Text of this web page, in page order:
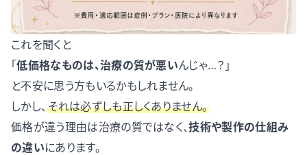
これを聞くと
「低価格なものは、治療の質が悪いんじゃ…？」
と不安に思う方もいるかもしれません。
しかし、それは必ずしも正しくありません。
価格が違う理由は治療の質ではなく、技術や製作の仕組み
の違いにあります。